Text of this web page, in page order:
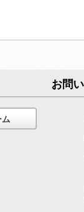
お問